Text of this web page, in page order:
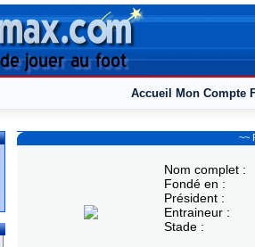
Accueil Mon Compte
~~
Nom complet :
Fondé en :
Président :
Entraineur :
Stade :